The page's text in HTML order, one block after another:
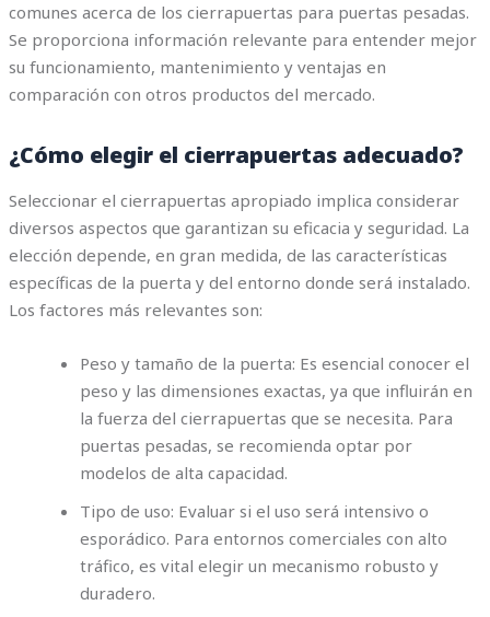
comunes acerca de los cierrapuertas para puertas pesadas.
Se proporciona información relevante para entender mejor
su funcionamiento, mantenimiento y ventajas en
comparación con otros productos del mercado.
¿Cómo elegir el cierrapuertas adecuado?
Seleccionar el cierrapuertas apropiado implica considerar
diversos aspectos que garantizan su eficacia y seguridad. La
elección depende, en gran medida, de las características
específicas de la puerta y del entorno donde será instalado.
Los factores más relevantes son:
Peso y tamaño de la puerta: Es esencial conocer el
peso y las dimensiones exactas, ya que influirán en
la fuerza del cierrapuertas que se necesita. Para
puertas pesadas, se recomienda optar por
modelos de alta capacidad.
Tipo de uso: Evaluar si el uso será intensivo o
esporádico. Para entornos comerciales con alto
tráfico, es vital elegir un mecanismo robusto y
duradero.